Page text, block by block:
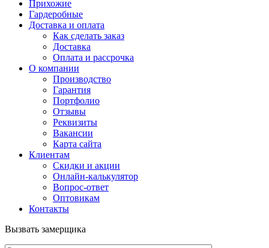
Прихожие
Гардеробные
Доставка и оплата
Как сделать заказ
Доставка
Оплата и рассрочка
О компании
Производство
Гарантия
Портфолио
Отзывы
Реквизиты
Вакансии
Карта сайта
Клиентам
Скидки и акции
Онлайн-калькулятор
Вопрос-ответ
Оптовикам
Контакты
Вызвать замерщика